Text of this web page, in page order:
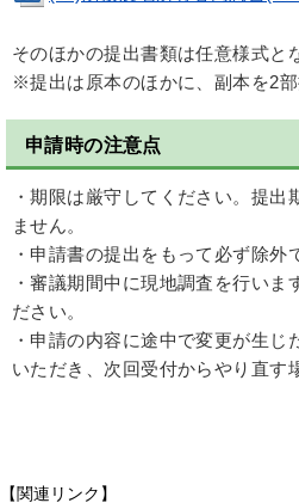
そのほかの提出書類は任意様式と
※提出は原本のほかに、副本を2部
申請時の注意点
・期限は厳守してください。提出
ません。
・申請書の提出をもって必ず除外
・審議期間中に現地調査を行いま
ださい。
・申請の内容に途中で変更が生じ
いただき、次回受付からやり直す
【関連リンク】